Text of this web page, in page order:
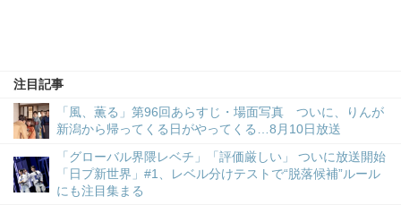
注目記事
「風、薫る」第96回あらすじ・場面写真 ついに、りんが
新潟から帰ってくる日がやってくる…8月10日放送
「グローバル界隈レベチ」「評価厳しい」 ついに放送開始
「日プ新世界」#1、レベル分けテストで“脱落候補”ルール
にも注目集まる